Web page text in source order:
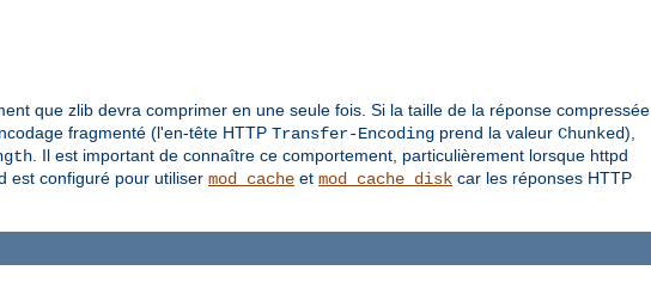
que zlib devra comprimer en une seule fois. Si la taille de la réponse compressée
fragmenté (l'en-tête HTTP Transfer-Encoding prend la valeur Chunked),
. Il est important de connaître ce comportement, particulièrement lorsque httpd
est configuré pour utiliser mod_cache et mod_cache_disk car les réponses HTTP